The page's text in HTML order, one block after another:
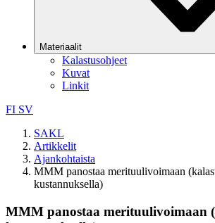
Materiaalit
Kalastusohjeet
Kuvat
Linkit
FI SV
SAKL
Artikkelit
Ajankohtaista
MMM panostaa merituulivoimaan
kustannuksella)
MMM panostaa merituulivoimaan